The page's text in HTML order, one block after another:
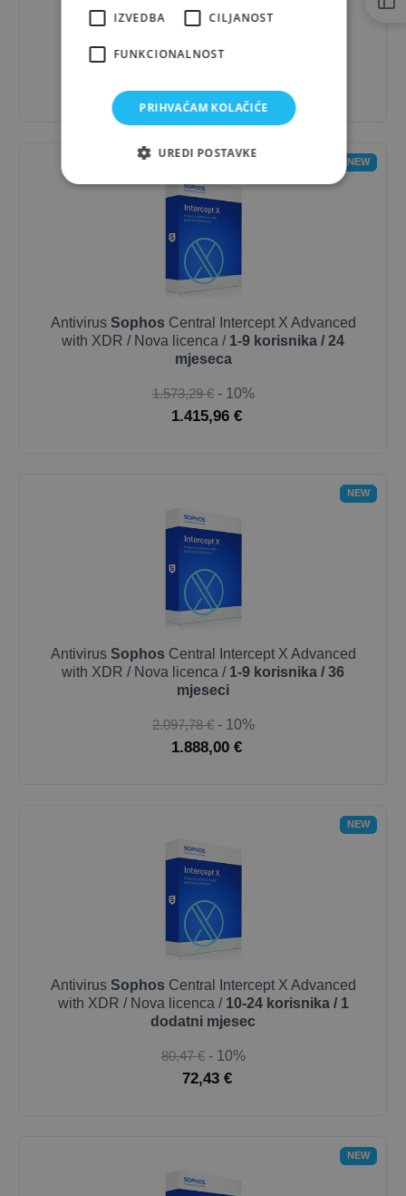
with XDR / Nova licenca /
mjeseci
1.048,79 € - 10%
NEW
Antivirus Sophos Central Intercept X Advanced
with XDR / Nova licenca / 1-9 korisnika / 24
mjeseca
1.573,29 € - 10%
1.415,96 €
NEW
Antivirus Sophos Central Intercept X Advanced
with XDR / Nova licenca / 1-9 korisnika / 36
mjeseci
2.097,78 € - 10%
1.888,00 €
NEW
Antivirus Sophos Central Intercept X Advanced
with XDR / Nova licenca / 10-24 korisnika / 1
dodatni mjesec
80,47 € - 10%
72,43 €
NEW
IZVEDBA CILJANOST
FUNKCIONALNOST
PRIHVAĆAM KOLAČIĆE
UREDI POSTAVKE